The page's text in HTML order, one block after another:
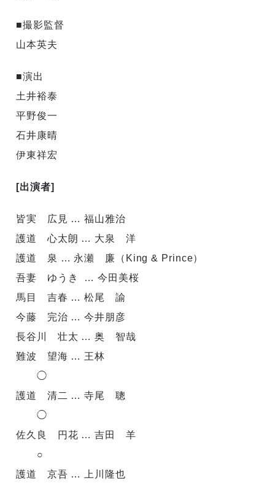
■撮影監督
山本英夫
■演出
土井裕泰
平野俊一
石井康晴
伊東祥宏
[出演者]
皆実 広見 … 福山雅治
護道 心太朗 … 大泉 洋
護道 泉 … 永瀬 廉（King & Prince）
吾妻 ゆうき … 今田美桜
馬目 吉春 … 松尾 諭
今藤 完治 … 今井朋彦
長谷川 壮太 … 奥 智哉
難波 望海 … 王林
◯
護道 清二 … 寺尾 聰
◯
佐久良 円花 … 吉田 羊
○
護道 京吾 … 上川隆也